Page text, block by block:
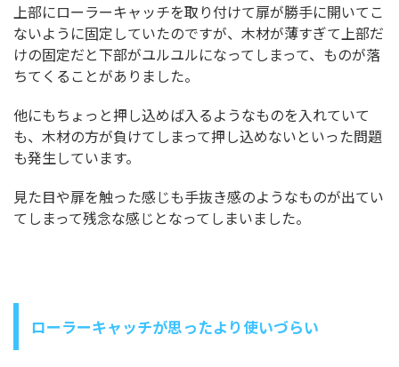
上部にローラーキャッチを取り付けて扉が勝手に開いてこ
ないように固定していたのですが、木材が薄すぎて上部だ
けの固定だと下部がユルユルになってしまって、ものが落
ちてくることがありました。
他にもちょっと押し込めば入るようなものを入れていて
も、木材の方が負けてしまって押し込めないといった問題
も発生しています。
見た目や扉を触った感じも手抜き感のようなものが出てい
てしまって残念な感じとなってしまいました。
ローラーキャッチが思ったより使いづらい